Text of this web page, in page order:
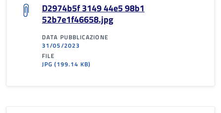
D2974b5f 3149 44e5 98b1
52b7e1f46658.jpg
DATA PUBBLICAZIONE
31/05/2023
FILE
JPG(199.14 KB)